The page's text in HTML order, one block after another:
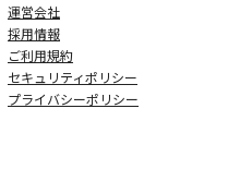
運営会社
採用情報
ご利用規約
セキュリティポリシー
プライバシーポリシー